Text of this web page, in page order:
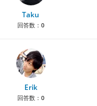
Taku
回答数： 0
Erik
回答数： 0